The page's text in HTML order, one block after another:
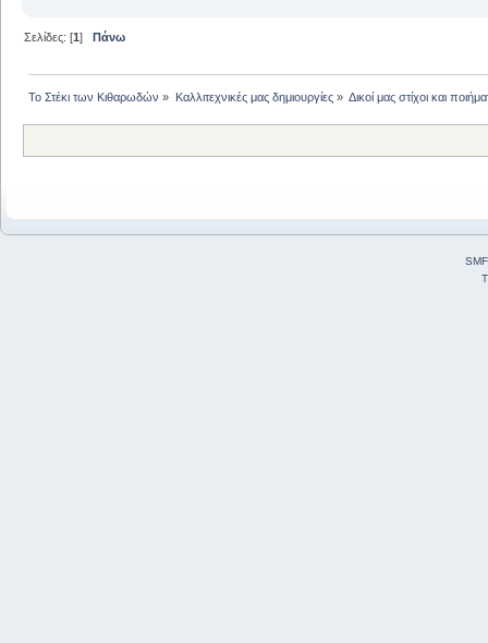
Σελίδες: [1]Πάνω
Το Στέκι των Κιθαρωδών » Καλλιτεχνικές μας δημιουργίες» Δικοί μας στίχοι και